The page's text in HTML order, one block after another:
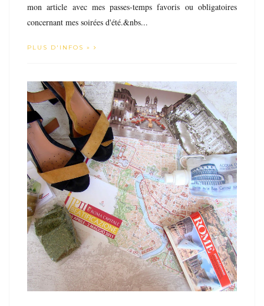
mon article avec mes passes-temps favoris ou obligatoires
concernant mes soirées d'été.&nbs...
PLUS D'INFOS »